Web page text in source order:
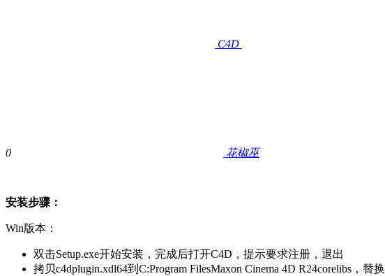
C4D
0 花椒巫
安装步骤：
Win版本：
双击Setup.exe开始安装，完成后打开C4D，提示要求注册，退出
拷贝c4dplugin.xdl64到C:Program FilesMaxon Cinema 4D R24corelibs，替换